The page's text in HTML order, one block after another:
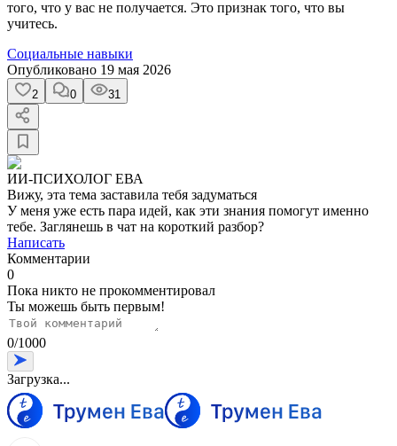
того, что у вас не получается. Это признак того, что вы
учитесь.
Социальные навыки
Опубликовано 19 мая 2026
2 0 31
ИИ-ПСИХОЛОГ ЕВА
Вижу, эта тема заставила тебя задуматься
У меня уже есть пара идей, как эти знания помогут именно
тебе. Заглянешь в чат на короткий разбор?
Написать
Комментарии
0
Пока никто не прокомментировал
Ты можешь быть первым!
0/1000
Загрузка...